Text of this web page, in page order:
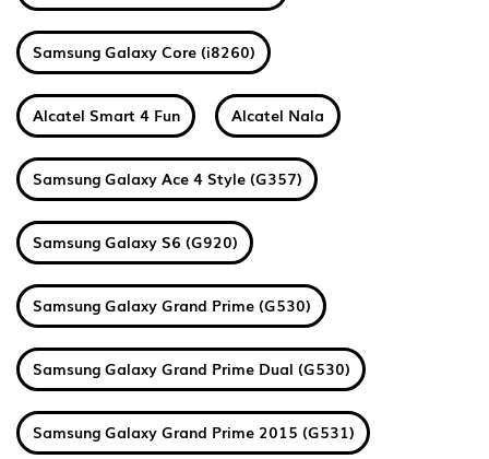
Samsung Galaxy Core (i8260)
Alcatel Smart 4 Fun Alcatel Nala
Samsung Galaxy Ace 4 Style (G357)
Samsung Galaxy S6 (G920)
Samsung Galaxy Grand Prime (G530)
Samsung Galaxy Grand Prime Dual (G530)
Samsung Galaxy Grand Prime 2015 (G531)